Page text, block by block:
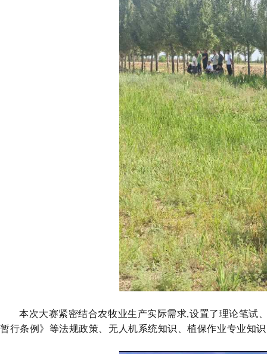
本次大赛紧密结合农牧业生产实际需求,设置了理论笔试
暂行条例》等法规政策、无人机系统知识、植保作业专业知